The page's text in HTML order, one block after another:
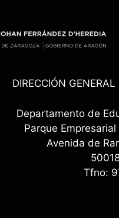
DIRECCIÓN
Departamento de
Parque
Avenida de
Tfno: